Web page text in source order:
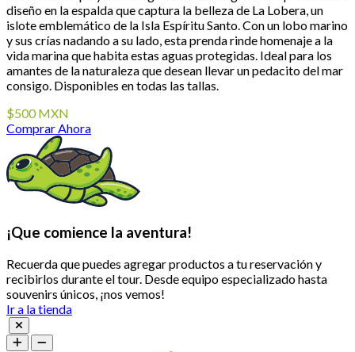
diseño en la espalda que captura la belleza de La Lobera, un
islote emblemático de la Isla Espíritu Santo. Con un lobo marino
y sus crías nadando a su lado, esta prenda rinde homenaje a la
vida marina que habita estas aguas protegidas. Ideal para los
amantes de la naturaleza que desean llevar un pedacito del mar
consigo. Disponibles en todas las tallas.
$500 MXN
Comprar Ahora
¡Que comience la aventura!
Recuerda que puedes agregar productos a tu reservación y
recibirlos durante el tour. Desde equipo especializado hasta
souvenirs únicos, ¡nos vemos!
Ir a la tienda